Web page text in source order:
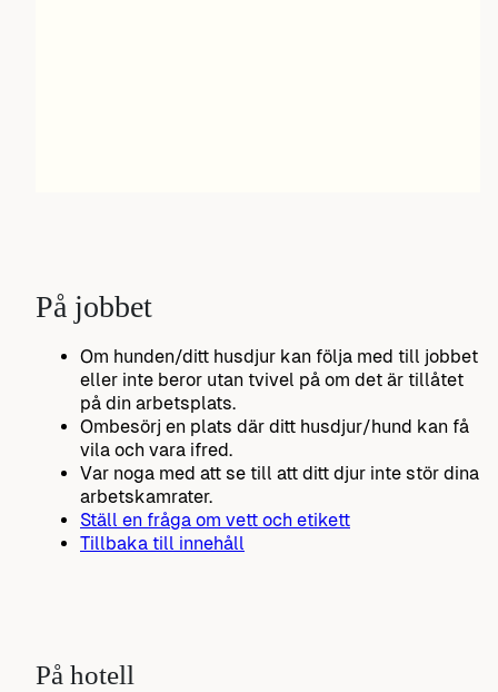
På jobbet
Om hunden/ditt husdjur kan följa med till jobbet
eller inte beror utan tvivel på om det är tillåtet
på din arbetsplats.
Ombesörj en plats där ditt husdjur/hund kan få
vila och vara ifred.
Var noga med att se till att ditt djur inte stör dina
arbetskamrater.
Ställ en fråga om vett och etikett
Tillbaka till innehåll
På hotell